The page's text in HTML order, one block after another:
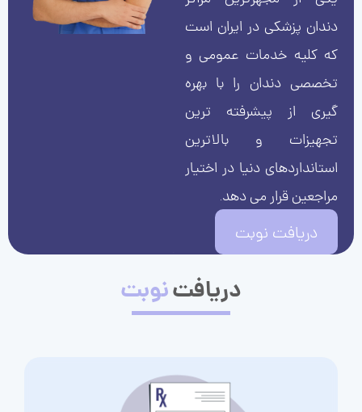
دندان پزشکی در ایران است
که کلیه خدمات عمومی و
تخصصی دندان را با بهره
گیری از پیشرفته ترین
تجهیزات و بالاترین
استانداردهای دنیا در اختیار
مراجعین قرار می دهد.
دریافت نوبت
دریافتنوبت